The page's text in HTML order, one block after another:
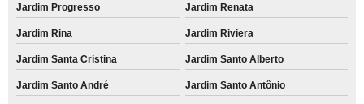
Jardim Progresso Jardim Renata
Jardim Rina Jardim Riviera
Jardim Santa Cristina Jardim Santo Alberto
Jardim Santo André Jardim Santo Antônio